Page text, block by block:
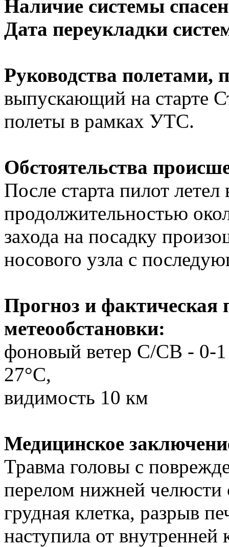
Наличие системы
Дата переукладки
Руководства полетами,
выпускающий на старте
полеты в рамках УТС.
Обстоятельства
После старта пилот
продолжительностью
захода на посадку
носового узла с
Прогноз и фактическая
метеообстановки:
фоновый ветер С/СВ - 0-1
27°С,
видимость 10 км
Медицинское
Травма головы с
перелом нижней
грудная клетка, разрыв
наступила от